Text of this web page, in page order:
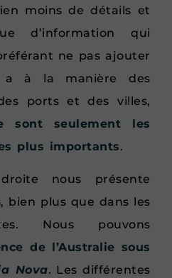
moins de détails et
d’information qui
ne pas ajouter
à la manière des
ports et des villes,
sont seulement les
plus importants.
nous présente
bien plus que dans les
Nous pouvons
de l’Australie sous
Nova. Les différentes